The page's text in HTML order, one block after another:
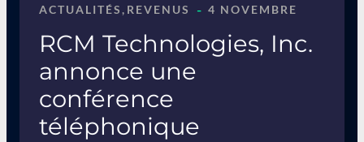
RCM Technologies, Inc.
annonce une
conférence
téléphonique
ACTUALITÉS, REVENUS - 4 NOVEMBRE